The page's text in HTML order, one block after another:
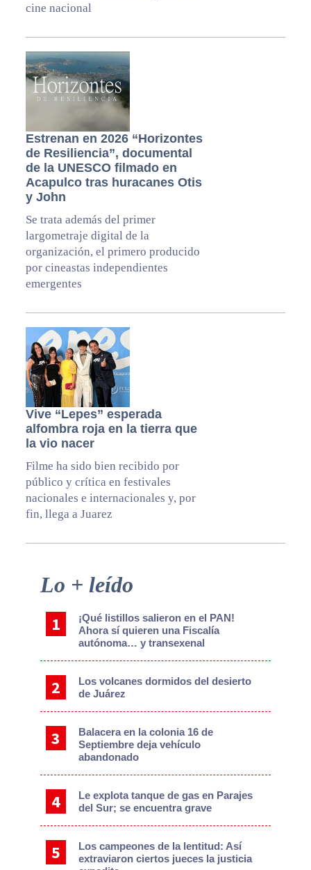
cine nacional
Estrenan en 2026 “Horizontes
de Resiliencia”, documental
de la UNESCO filmado en
Acapulco tras huracanes Otis
y John
Se trata además del primer
largometraje digital de la
organización, el primero producido
por cineastas independientes
emergentes
Vive “Lepes” esperada
alfombra roja en la tierra que
la vio nacer
Filme ha sido bien recibido por
público y crítica en festivales
nacionales e internacionales y, por
fin, llega a Juarez
Primary
Sidebar
Lo + leído
¡Qué listillos salieron en el PAN!
Ahora sí quieren una Fiscalía
autónoma… y transexenal
Los volcanes dormidos del desierto
de Juárez
Balacera en la colonia 16 de
Septiembre deja vehículo
abandonado
Le explota tanque de gas en Parajes
del Sur; se encuentra grave
Los campeones de la lentitud: Así
extraviaron ciertos jueces la justicia